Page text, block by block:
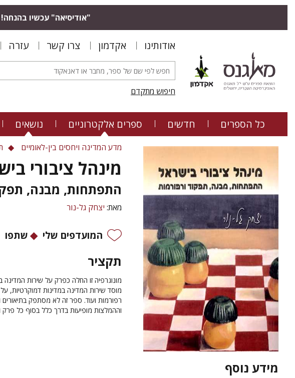
"אודיסיאה" עכשיו
אודותינו אקדמון צרו קשר עזרה
חיפוש מתקדם
כל הספרים חדשים ספרים אלקטרוניים נושאים
מידע נוסף
מדע המדינה ויחסים בין-לאומיים
מינהל ציבורי
התפתחות, מבנה,
מאת: יצחק גל-נור
המועדפים שלי שתפו
תקציר
מונוגרפיה זו החלה כפרק על שירות
מוסד שירות המדינה במדינות דמוקרטיות,
רפורמות ועוד. ספר זה לא מסתפק בתיאורים
וההמלצות מופיעות בדרך כלל בסוף כל פרק